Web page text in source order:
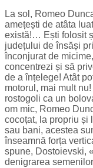
La sol, Romeo
amețești de atâta
există!… Ești folosit
județului de însăși
înconjurat de
concentrezi și să
de a înțelege! Atât
motorul, mai mult
rostogoli ca un
om mic, Romeo
cocoțat, la propriu și
sau bani, acestea
înseamnă forța
spune, Dostoievski,
denigrarea